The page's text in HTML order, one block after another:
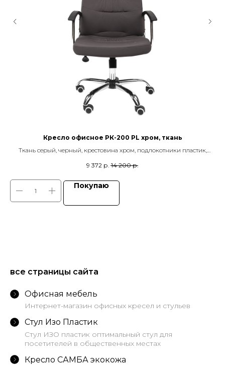
Кресло офисное РК-200 PL хром, ткань
Ткань серый, черный, крестовина хром, подлокотники пластик,
9 372 р. 14 200 р.
Покупаю
все страницы сайта
Офисная мебель
Интернет-магазин офисных кресел и стульев
Стул Изо Пластик
Стул ИЗО пластик оптимальный стул для
посетителей в общественных местах
Кресло САМБА экокожа